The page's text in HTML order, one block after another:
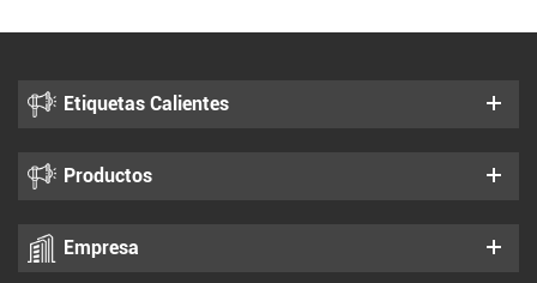
Etiquetas Calientes
Productos
Empresa